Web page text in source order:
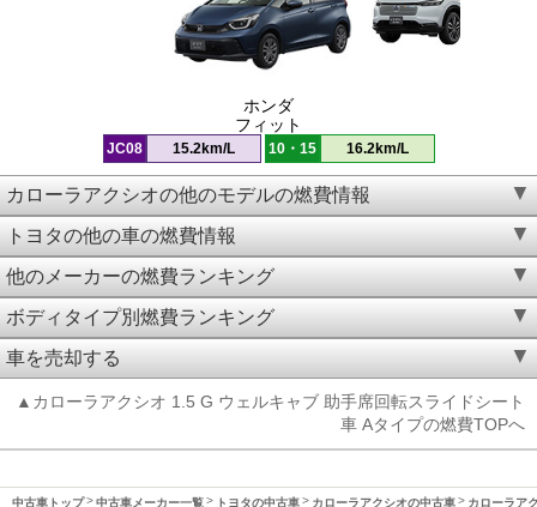
ホンダ
フィット
JC08 15.2km/L 10・15 16.2km/L
カローラアクシオの他のモデルの燃費情報
トヨタの他の車の燃費情報
他のメーカーの燃費ランキング
ボディタイプ別燃費ランキング
車を売却する
▲カローラアクシオ 1.5 G ウェルキャブ 助手席回転スライドシート
車 Aタイプの燃費TOPへ
中古車トップ 中古車メーカー一覧 トヨタの中古車 カローラアクシオの中古車 カローラア